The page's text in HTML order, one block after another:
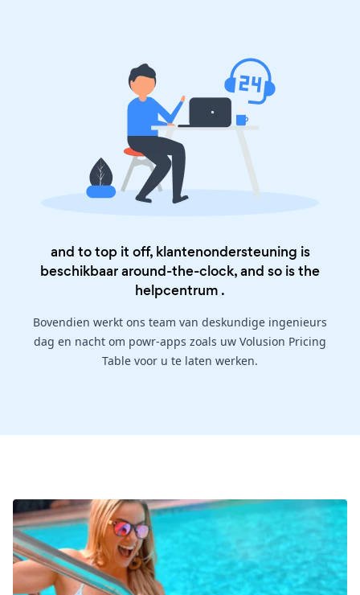
and to top it off, klantenondersteuning is
beschikbaar around-the-clock, and so is the
helpcentrum .
Bovendien werkt ons team van deskundige ingenieurs
dag en nacht om powr-apps zoals uw Volusion Pricing
Table voor u te laten werken.